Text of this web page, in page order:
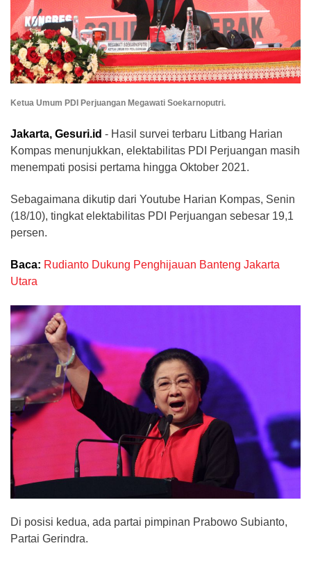
Ketua Umum PDI Perjuangan Megawati Soekarnoputri.
Jakarta, Gesuri.id - Hasil survei terbaru Litbang Harian
Kompas menunjukkan, elektabilitas PDI Perjuangan masih
menempati posisi pertama hingga Oktober 2021.
Sebagaimana dikutip dari Youtube Harian Kompas, Senin
(18/10), tingkat elektabilitas PDI Perjuangan sebesar 19,1
persen.
Baca: Rudianto Dukung Penghijauan Banteng Jakarta
Utara
Di posisi kedua, ada partai pimpinan Prabowo Subianto,
Partai Gerindra.